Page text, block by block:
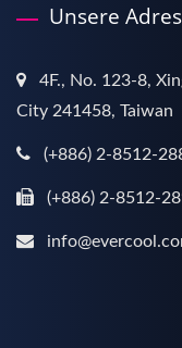
Unsere
4F., No. 123-8,
City 241458, Taiwan
(+886) 2-8512-
(+886) 2-8512-